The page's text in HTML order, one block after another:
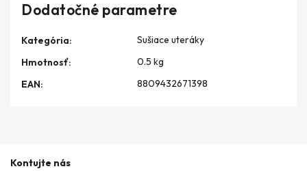
Dodatočné parametre
Kategória:
Sušiace uteráky
Hmotnosť:
0.5 kg
EAN: 8809432671398
Kontujte nás